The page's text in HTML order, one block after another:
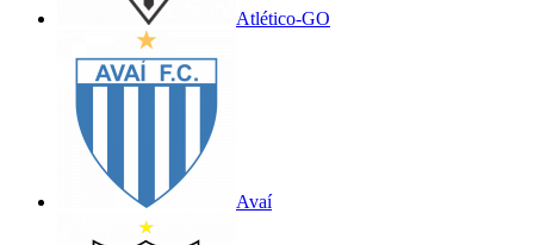
Atlético-GO
Avaí